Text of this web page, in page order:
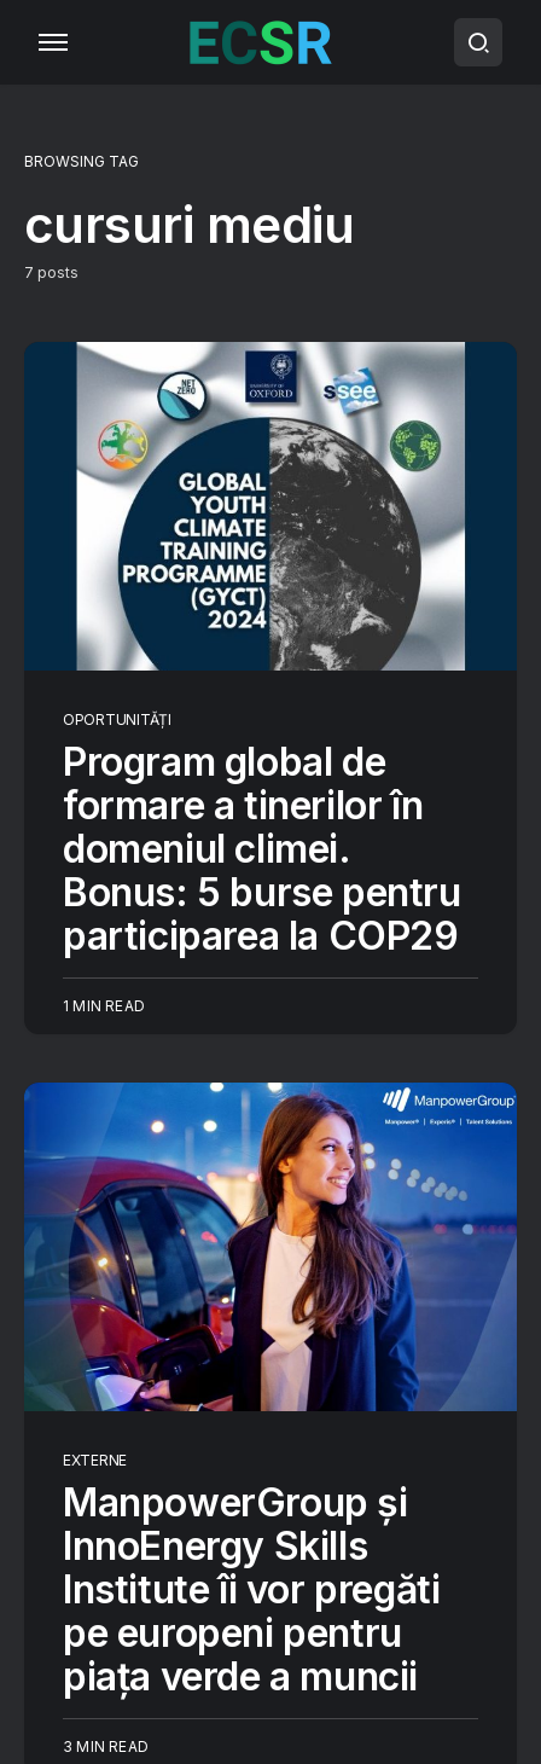
BROWSING TAG
cursuri mediu
7 posts
OPORTUNITĂȚI
Program global de
formare a tinerilor în
domeniul climei.
Bonus: 5 burse pentru
participarea la COP29
1 MIN READ
EXTERNE
ManpowerGroup și
InnoEnergy Skills
Institute îi vor pregăti
pe europeni pentru
piața verde a muncii
3 MIN READ